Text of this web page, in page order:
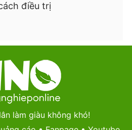
điều trị
làm giàu không khó!